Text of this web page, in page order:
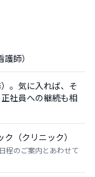
師）
。気に入れば、そ
社員への継続も相
（クリニック）
程のご案内とあわせて